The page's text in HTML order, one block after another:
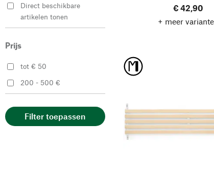
Direct beschikbare
artikelen tonen
Prijs
tot € 50
200 - 500 €
Filter toepassen
€ 42,90
+ meer